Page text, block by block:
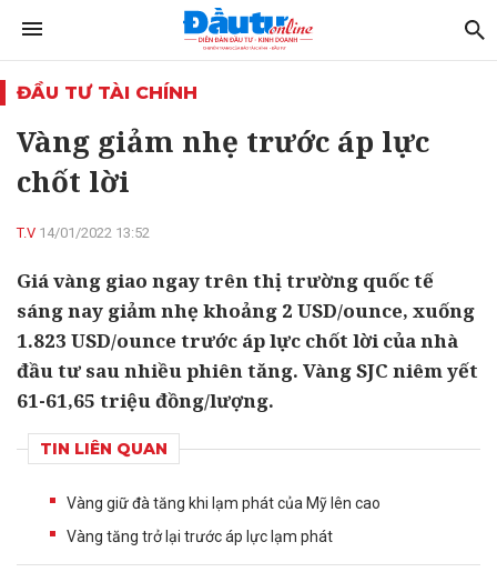
ĐẦU TƯ TÀI CHÍNH
Vàng giảm nhẹ trước áp lực
chốt lời
T.V 14/01/2022 13:52
Giá vàng giao ngay trên thị trường quốc tế
sáng nay giảm nhẹ khoảng 2 USD/ounce, xuống
1.823 USD/ounce trước áp lực chốt lời của nhà
đầu tư sau nhiều phiên tăng. Vàng SJC niêm yết
61-61,65 triệu đồng/lượng.
TIN LIÊN QUAN
Vàng giữ đà tăng khi lạm phát của Mỹ lên cao
Vàng tăng trở lại trước áp lực lạm phát